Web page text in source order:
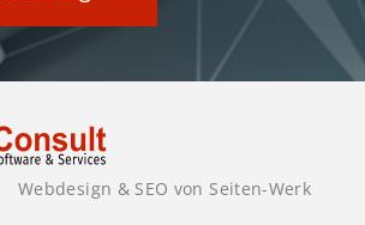
Webdesign & SEO von Seiten-Werk